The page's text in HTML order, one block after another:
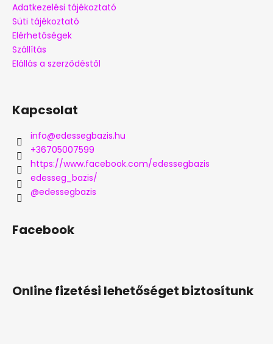
Adatkezelési tájékoztató
Süti tájékoztató
Elérhetőségek
Szállítás
Elállás a szerződéstől
Kapcsolat
info@edessegbazis.hu
+36705007599
https://www.facebook.com/edessegbazis
edesseg_bazis/
@edessegbazis
Facebook
Online fizetési lehetőséget biztosítunk